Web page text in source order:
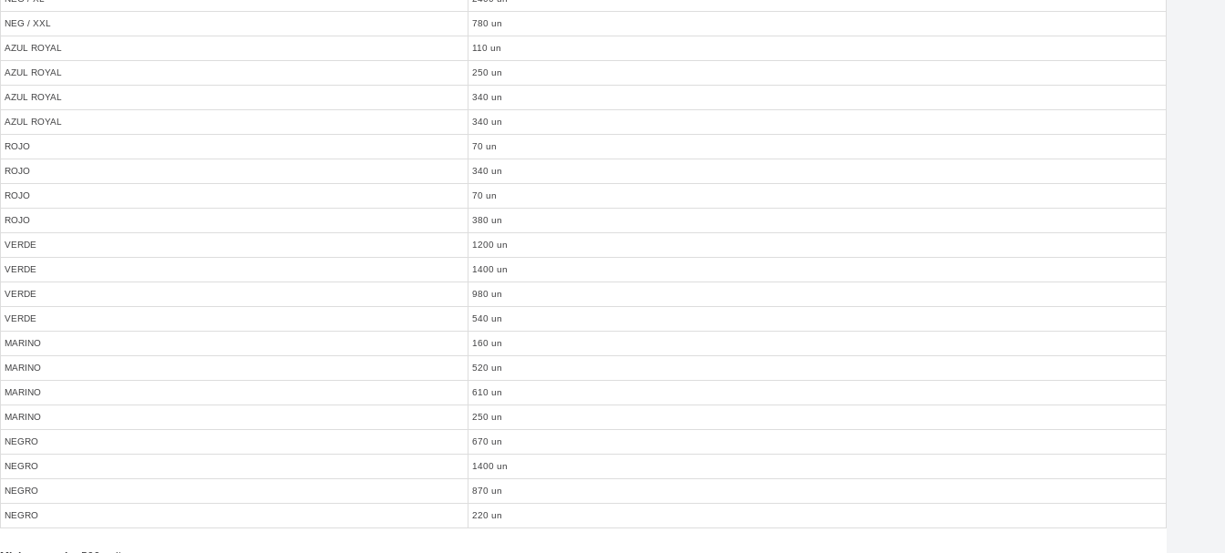
NEG / XXL 780 un
AZUL ROYAL 110 un
AZUL ROYAL 250 un
AZUL ROYAL 340 un
AZUL ROYAL 340 un
ROJO 70 un
ROJO 340 un
ROJO 70 un
ROJO 380 un
VERDE 1200 un
VERDE 1400 un
VERDE 980 un
VERDE 540 un
MARINO 160 un
MARINO 520 un
MARINO 610 un
MARINO 250 un
NEGRO 670 un
NEGRO 1400 un
NEGRO 870 un
NEGRO 220 un